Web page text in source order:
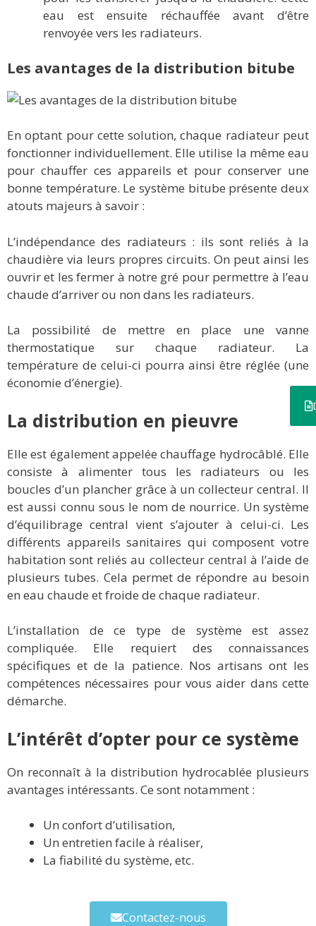
eau est ensuite réchauffée avant d’être
renvoyée vers les radiateurs.
Les avantages de la distribution bitube
En optant pour cette solution, chaque radiateur peut
fonctionner individuellement. Elle utilise la même eau
pour chauffer ces appareils et pour conserver une
bonne température. Le système bitube présente deux
atouts majeurs à savoir :
L’indépendance des radiateurs : ils sont reliés à la
chaudière via leurs propres circuits. On peut ainsi les
ouvrir et les fermer à notre gré pour permettre à l’eau
chaude d’arriver ou non dans les radiateurs.
La possibilité de mettre en place une vanne
thermostatique sur chaque radiateur. La
température de celui-ci pourra ainsi être réglée (une
économie d’énergie).
La distribution en pieuvre
Elle est également appelée chauffage hydrocâblé. Elle
consiste à alimenter tous les radiateurs ou les
boucles d’un plancher grâce à un collecteur central. Il
est aussi connu sous le nom de nourrice. Un système
d’équilibrage central vient s’ajouter à celui-ci. Les
différents appareils sanitaires qui composent votre
habitation sont reliés au collecteur central à l’aide de
plusieurs tubes. Cela permet de répondre au besoin
en eau chaude et froide de chaque radiateur.
L’installation de ce type de système est assez
compliquée. Elle requiert des connaissances
spécifiques et de la patience. Nos artisans ont les
compétences nécessaires pour vous aider dans cette
démarche.
L’intérêt d’opter pour ce système
On reconnaît à la distribution hydrocablée plusieurs
avantages intéressants. Ce sont notamment :
Un confort d’utilisation,
Un entretien facile à réaliser,
La fiabilité du système, etc.
Contactez-nous